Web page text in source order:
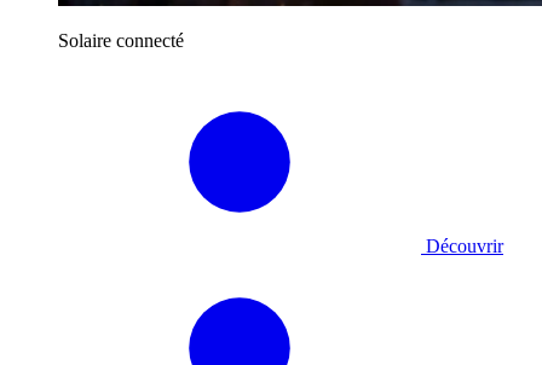
Solaire connecté
Découvrir